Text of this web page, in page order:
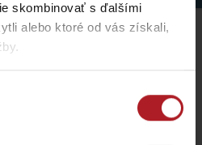
skombinovať s ďalšími
alebo ktoré od vás získali,